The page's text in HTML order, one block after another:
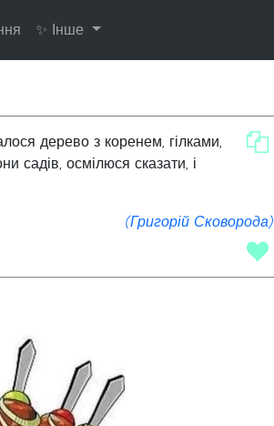
✨ Інше
дерево з коренем, гілками,
садів, осмілюся сказати, і
(Григорій Сковорода)